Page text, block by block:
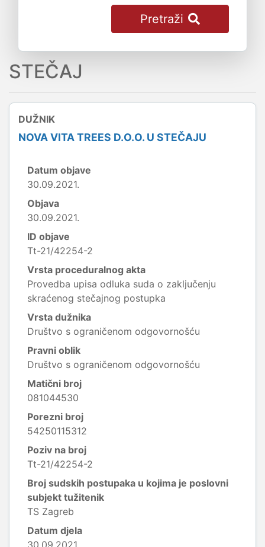
Pretraži
STEČAJ
DUŽNIK
NOVA VITA TREES D.O.O. U STEČAJU
Datum objave
30.09.2021.
Objava
30.09.2021.
ID objave
Tt-21/42254-2
Vrsta proceduralnog akta
Provedba upisa odluka suda o zaključenju
skraćenog stečajnog postupka
Vrsta dužnika
Društvo s ograničenom odgovornošću
Pravni oblik
Društvo s ograničenom odgovornošću
Matični broj
081044530
Porezni broj
54250115312
Poziv na broj
Tt-21/42254-2
Broj sudskih postupaka u kojima je poslovni
subjekt tužitenik
TS Zagreb
Datum djela
30.09.2021.